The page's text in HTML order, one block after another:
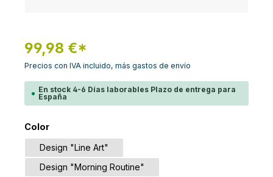
99,98 €*
Precios con IVA incluido, más gastos de envío
En stock 4-6 Días laborables Plazo de entrega para
España
Seleccione
Color
Design "Line Art"
Design "Morning Routine"